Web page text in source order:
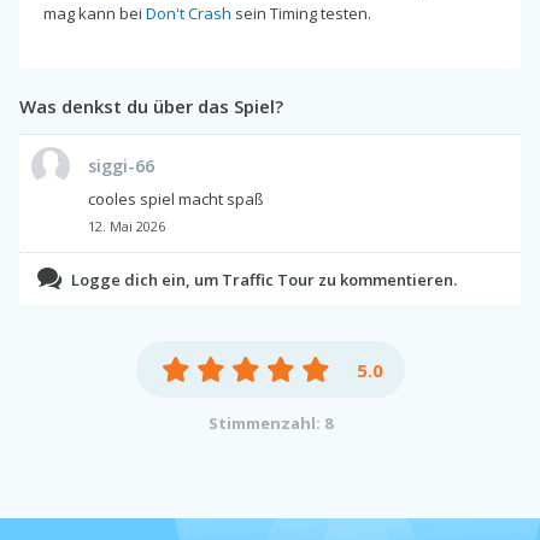
mag kann bei Don't Crash sein Timing testen.
Was denkst du über das Spiel?
siggi-66
cooles spiel macht spaß
12. Mai 2026
Logge dich ein, um Traffic Tour zu kommentieren.
5.0
Stimmenzahl: 8